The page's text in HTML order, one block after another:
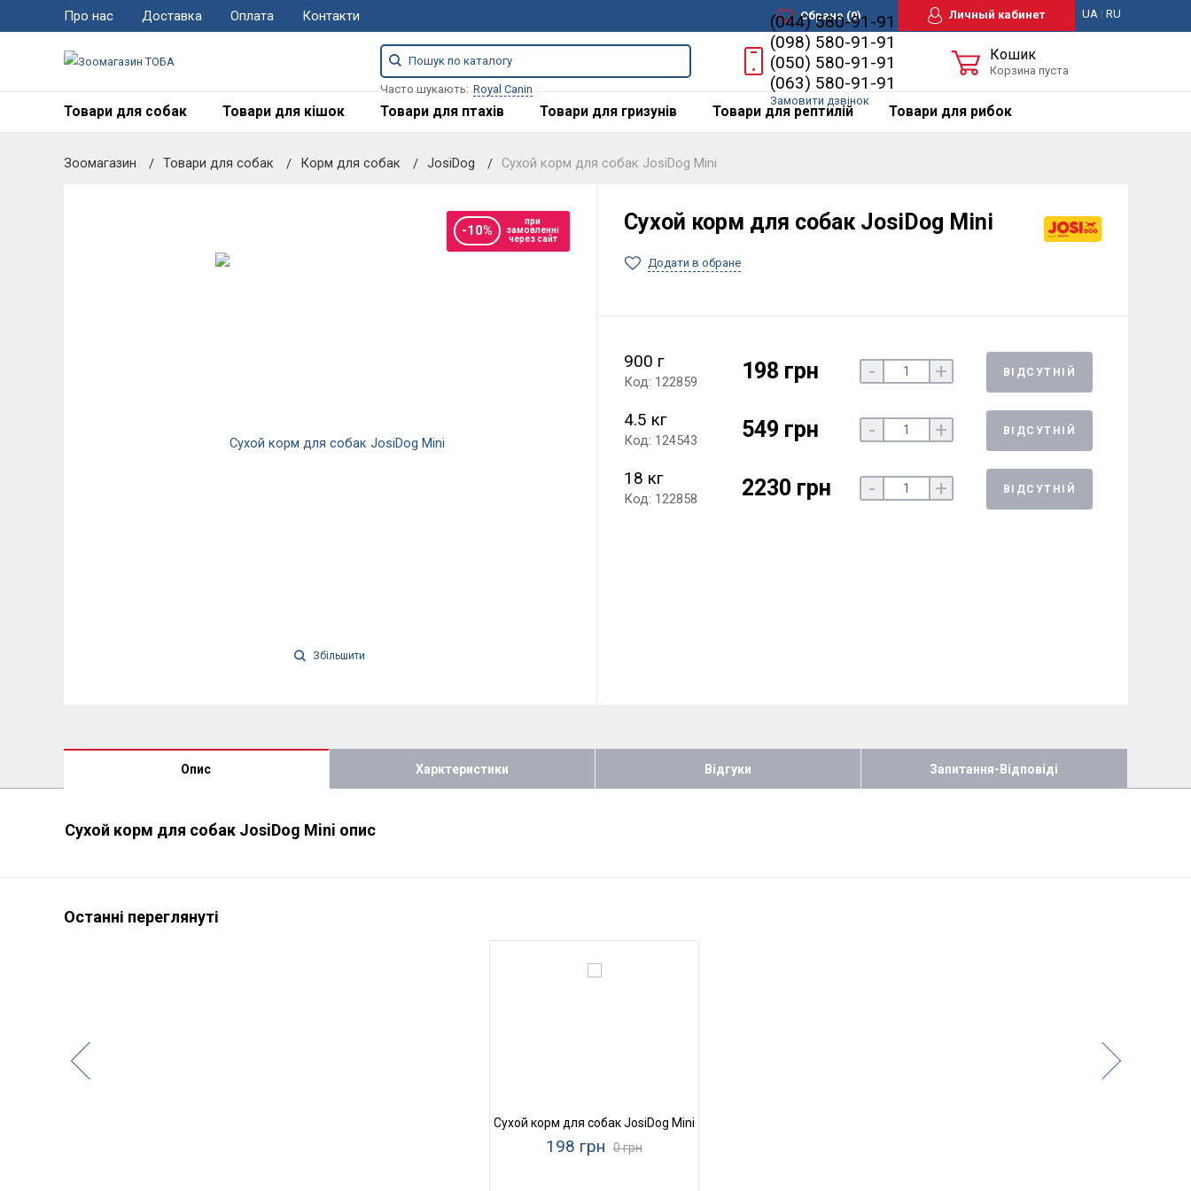
Про нас Доставка Оплата Контакти Обране(0) Личный кабинет UA| RU
Часто шукають: Royal Canin
(044) 580-91-91
(098) 580-91-91
(050) 580-91-91
(063) 580-91-91
Замовити дзвінок
Кошик
Корзина пуста
Товари для собак Товари для кішок Товари для птахів Товари для гризунів Товари для рептилій Товари для рибок
Зоомагазин Товари для собак Корм для собак JosiDog Сухой корм для собак JosiDog Mini
-10%
при
замовленні
через сайт
Збільшити
Сухой корм для собак JosiDog Mini
Додати в обране
900 г
Код: 122859 198 грн - + ВІДСУТНІЙ
4.5 кг
Код: 124543 549 грн - + ВІДСУТНІЙ
18 кг
Код: 122858 2230 грн - + ВІДСУТНІЙ
Опис Харктеристики Відгуки Запитання-Відповіді
Сухой корм для собак JosiDog Mini опис
Останні переглянуті
Сухой корм для собак JosiDog Mini
198 грн 0 грн